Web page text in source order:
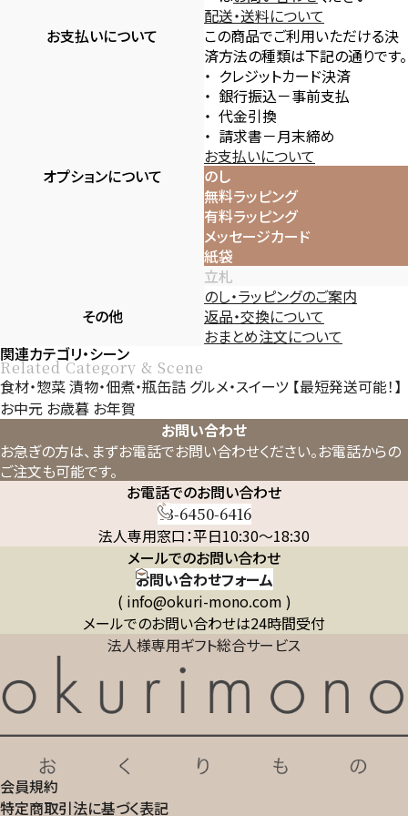
配送・送料について
お支払いについて
この商品でご利用いただける決
済方法の種類は下記の通りです。
クレジットカード決済
銀行振込－事前支払
代金引換
請求書－月末締め
お支払いについて
オプションについて
のし
無料ラッピング
有料ラッピング
メッセージカード
紙袋
立札
のし・ラッピングのご案内
その他
返品・交換について
おまとめ注文について
関連カテゴリ・シーン
Related Category & Scene
食材・惣菜漬物・佃煮・瓶缶詰 グルメ・スイーツ 【最短発送可能！】
お中元 お歳暮 お年賀
お問い合わせ
お急ぎの方は、まずお電話でお問い合わせください。お電話からの
ご注文も可能です。
お電話でのお問い合わせ
03-6450-6416
法人専用窓口：平日10:30～18:30
メールでのお問い合わせ
お問い合わせフォーム
( info@okuri-mono.com )
メールでのお問い合わせは24時間受付
法人様専用ギフト総合サービス
会員規約
特定商取引法に基づく表記